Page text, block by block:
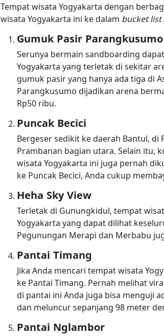
Tempat wisata Yogyakarta dengan
wisata Yogyakarta ini ke dalam bucket list
Gumuk Pasir Parangkusumo
Serunya bermain sandboarding
Yogyakarta yang terletak di sekitar
gumuk pasir yang hanya ada tiga di
Parangkusumo dijadikan arena
Rp50 ribu.
Puncak Becici
Bergeser sedikit ke daerah Bantul, di
Prambanan bagian utara. Selain itu,
wisata Yogyakarta ini juga pernah
ke Puncak Becici, Anda cukup
Heha Sky View
Terletak di Gunungkidul, tempat
Yogyakarta yang dapat dilihat
Pegunungan Merapi dan Merbabu
Pantai Timang
Jika Anda mencari tempat wisata
ke Pantai Timang. Pernah melihat
di pantai ini Anda juga bisa menguji
dan meluncur sepanjang 98 meter
Pantai Nglambor